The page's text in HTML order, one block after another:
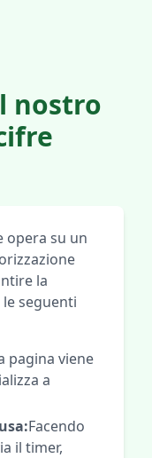
nostro
opera su un
la
seguenti
pagina viene
a
Facendo
il timer,